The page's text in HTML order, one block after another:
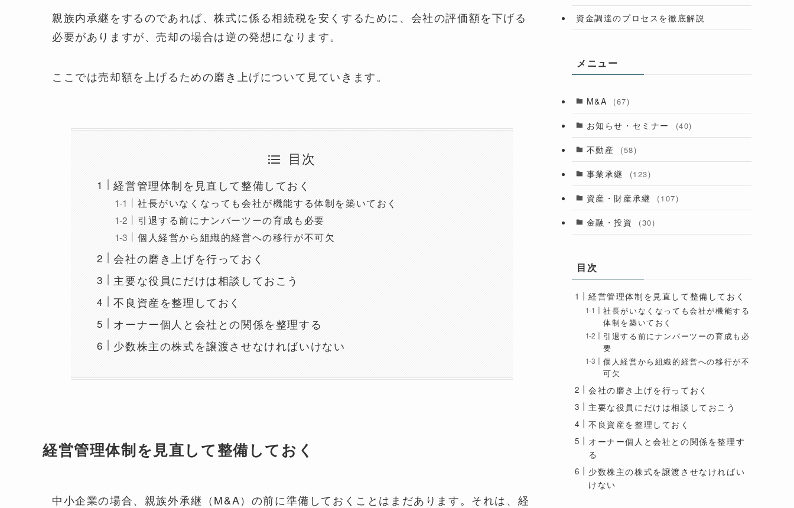
親族内承継をするのであれば、株式に係る相続税を安くするために、会社の評価額を下げる
必要がありますが、売却の場合は逆の発想になります。
ここでは売却額を上げるための磨き上げについて見ていきます。
目次
経営管理体制を見直して整備しておく
社長がいなくなっても会社が機能する体制を築いておく
引退する前にナンバーツーの育成も必要
個人経営から組織的経営への移行が不可欠
会社の磨き上げを行っておく
主要な役員にだけは相談しておこう
不良資産を整理しておく
オーナー個人と会社との関係を整理する
少数株主の株式を譲渡させなければいけない
経営管理体制を見直して整備しておく
中小企業の場合、親族外承継（M&A）の前に準備しておくことはまだあります。それは、経
資金調達のプロセスを徹底解説
メニュー
M&A (67)
お知らせ・セミナー (40)
不動産 (58)
事業承継 (123)
資産・財産承継 (107)
金融・投資 (30)
目次
経営管理体制を見直して整備しておく
社長がいなくなっても会社が機能する
体制を築いておく
引退する前にナンバーツーの育成も必
要
個人経営から組織的経営への移行が不
可欠
会社の磨き上げを行っておく
主要な役員にだけは相談しておこう
不良資産を整理しておく
オーナー個人と会社との関係を整理す
る
少数株主の株式を譲渡させなければい
けない